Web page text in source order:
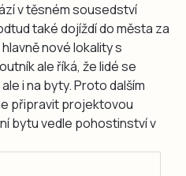
v těsném sousedství
také dojíždí do města za
nové lokality s
ale říká, že lidé se
i na byty. Proto dalším
připravit projektovou
bytu vedle pohostinství v